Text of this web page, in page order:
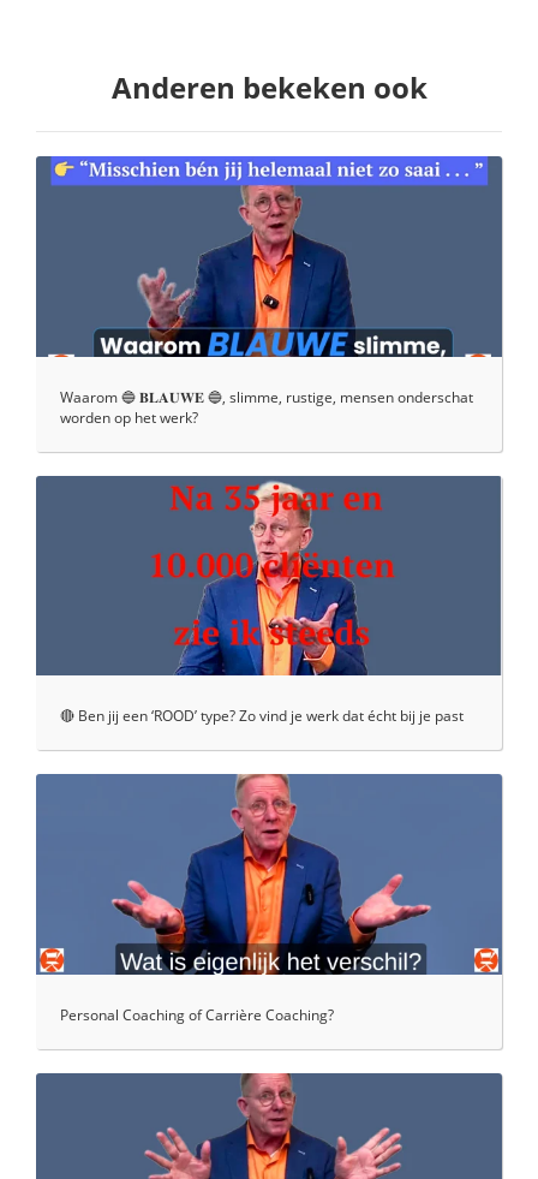
Anderen bekeken ook
Waarom 🔵 𝐁𝐋𝐀𝐔𝐖𝐄 🔵, slimme, rustige, mensen onderschat
worden op het werk?
🔴 Ben jij een ‘ROOD’ type? Zo vind je werk dat écht bij je past
Personal Coaching of Carrière Coaching?